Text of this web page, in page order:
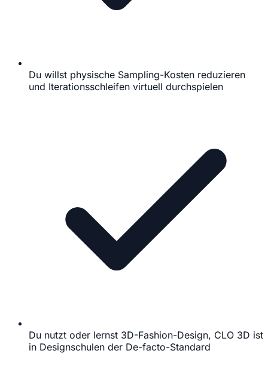
Du willst physische Sampling-Kosten reduzieren
und Iterationsschleifen virtuell durchspielen
Du nutzt oder lernst 3D-Fashion-Design, CLO 3D ist
in Designschulen der De-facto-Standard